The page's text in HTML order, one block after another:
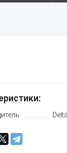
Delta